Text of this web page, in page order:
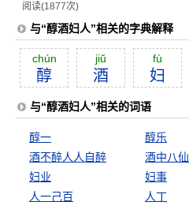
阅读(1877次)
与“醇酒妇人”相关的字典解释
chún
醇
jiŭ
酒
fù
妇
与“醇酒妇人”相关的词语
醇一 醇乐
酒不醉人人自醉
酒中八仙
妇业
妇事
人一己百
人丁